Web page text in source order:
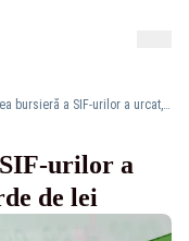
Capitalizarea bursieră a SIF-urilor a urcat, în iunie, la 5 miliarde de lei
urilor a
de lei